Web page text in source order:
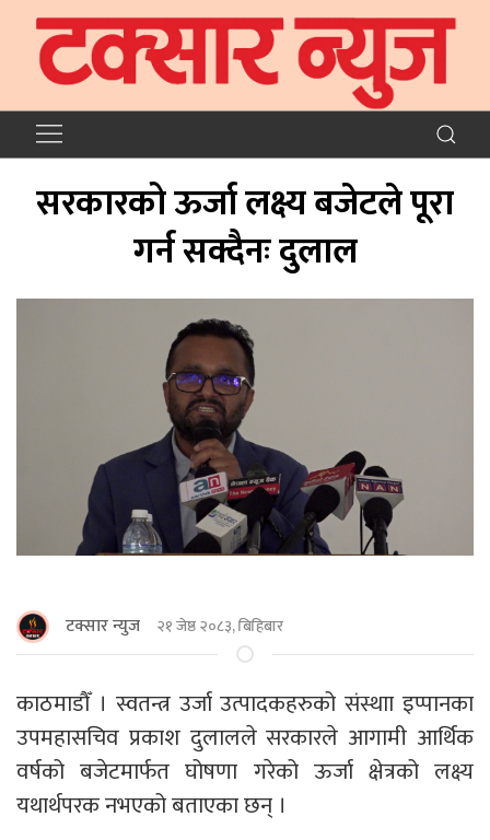
सरकारको ऊर्जा लक्ष्य बजेटले पूरा
गर्न सक्दैनः दुलाल
टक्सार न्युज २१ जेष्ठ २०८३, बिहिबार
काठमाडाैँ । स्वतन्त्र उर्जा उत्पादकहरुको संस्थाा इप्पानका
उपमहासचिव प्रकाश दुलालले सरकारले आगामी आर्थिक
वर्षको बजेटमार्फत घोषणा गरेको ऊर्जा क्षेत्रको लक्ष्य
यथार्थपरक नभएको बताएका छन् ।